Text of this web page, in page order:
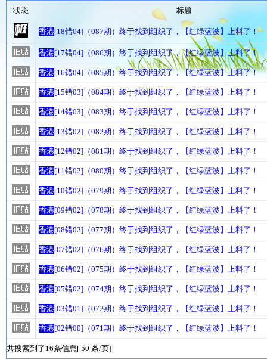
状态 标题
香港[18错04]（087期）终于找到组织了，【红绿蓝波】上料了！
香港[17错04]（086期）终于找到组织了，【红绿蓝波】上料了！
香港[16错04]（085期）终于找到组织了，【红绿蓝波】上料了！
香港[15错03]（084期）终于找到组织了，【红绿蓝波】上料了！
香港[14错03]（083期）终于找到组织了，【红绿蓝波】上料了！
香港[13错02]（082期）终于找到组织了，【红绿蓝波】上料了！
香港[12错02]（081期）终于找到组织了，【红绿蓝波】上料了！
香港[11错02]（080期）终于找到组织了，【红绿蓝波】上料了！
香港[10错02]（079期）终于找到组织了，【红绿蓝波】上料了！
香港[09错02]（078期）终于找到组织了，【红绿蓝波】上料了！
香港[08错02]（077期）终于找到组织了，【红绿蓝波】上料了！
香港[07错02]（076期）终于找到组织了，【红绿蓝波】上料了！
香港[06错02]（075期）终于找到组织了，【红绿蓝波】上料了！
香港[05错02]（074期）终于找到组织了，【红绿蓝波】上料了！
香港[03错01]（072期）终于找到组织了，【红绿蓝波】上料了！
香港[02错00]（071期）终于找到组织了，【红绿蓝波】上料了！
共搜索到了16条信息[ 50 条/页]